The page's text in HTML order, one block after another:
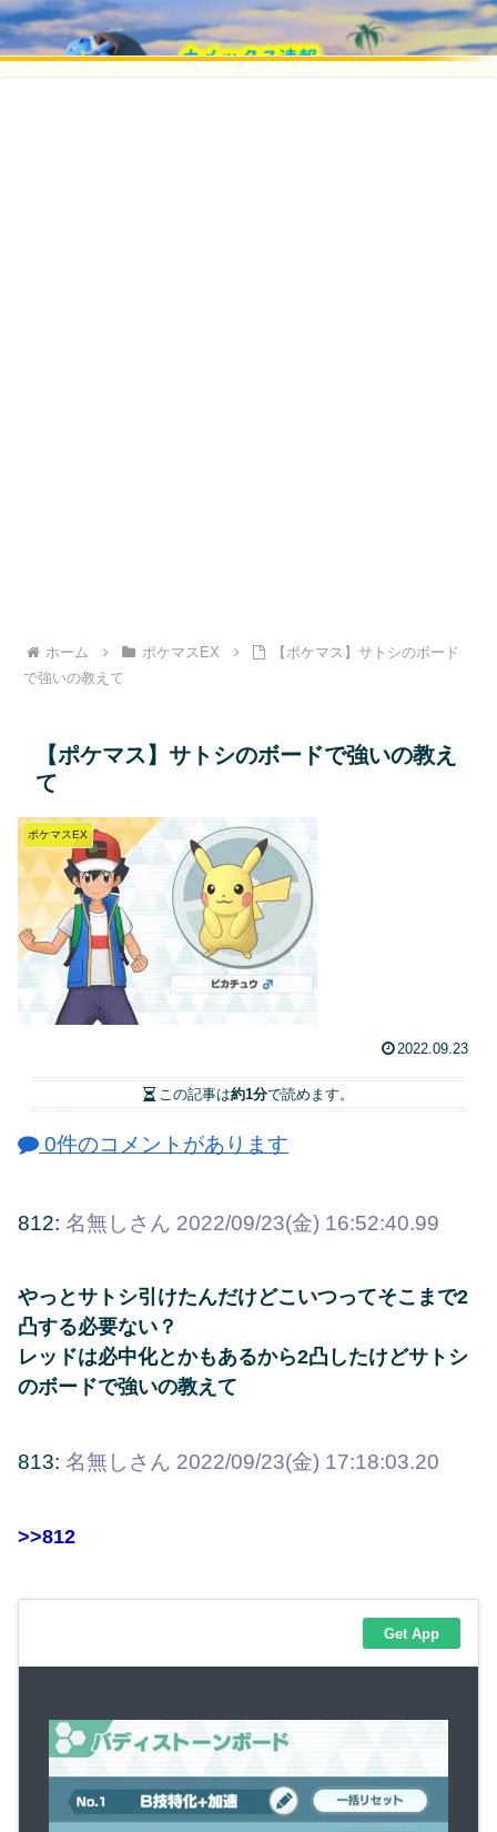
ホーム ポケマスEX
【ポケマス】サトシのボード
で強いの教えて
【ポケマス】サトシのボードで強いの教え
て
ポケマスEX
2022.09.23
この記事は約1分で読めます。
0件のコメントがあります
812: 名無しさん 2022/09/23(金) 16:52:40.99
やっとサトシ引けたんだけどこいつってそこまで2
凸する必要ない？
レッドは必中化とかもあるから2凸したけどサトシ
のボードで強いの教えて
813: 名無しさん 2022/09/23(金) 17:18:03.20
>>812